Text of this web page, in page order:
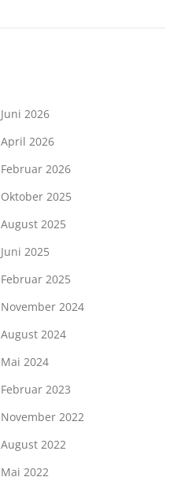
Juni 2026
April 2026
Februar 2026
Oktober 2025
August 2025
Juni 2025
Februar 2025
November 2024
August 2024
Mai 2024
Februar 2023
November 2022
August 2022
Mai 2022